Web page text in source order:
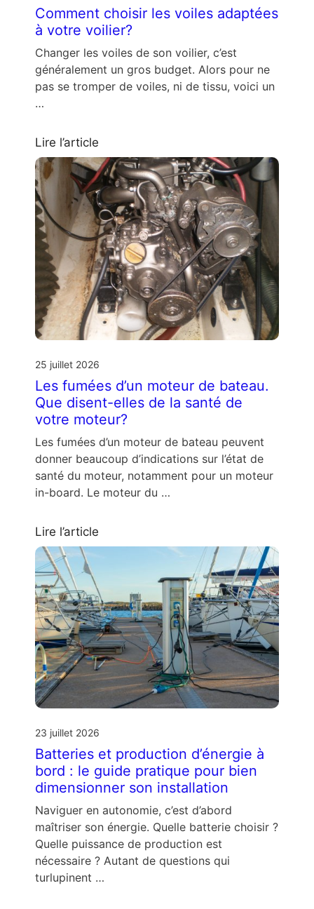
Comment choisir les voiles adaptées
à votre voilier?
Changer les voiles de son voilier, c’est
généralement un gros budget. Alors pour ne
pas se tromper de voiles, ni de tissu, voici un
…
Lire l’article
25 juillet 2026
Les fumées d’un moteur de bateau.
Que disent-elles de la santé de
votre moteur?
Les fumées d’un moteur de bateau peuvent
donner beaucoup d’indications sur l’état de
santé du moteur, notamment pour un moteur
in-board. Le moteur du …
Lire l’article
23 juillet 2026
Batteries et production d’énergie à
bord : le guide pratique pour bien
dimensionner son installation
Naviguer en autonomie, c’est d’abord
maîtriser son énergie. Quelle batterie choisir ?
Quelle puissance de production est
nécessaire ? Autant de questions qui
turlupinent …